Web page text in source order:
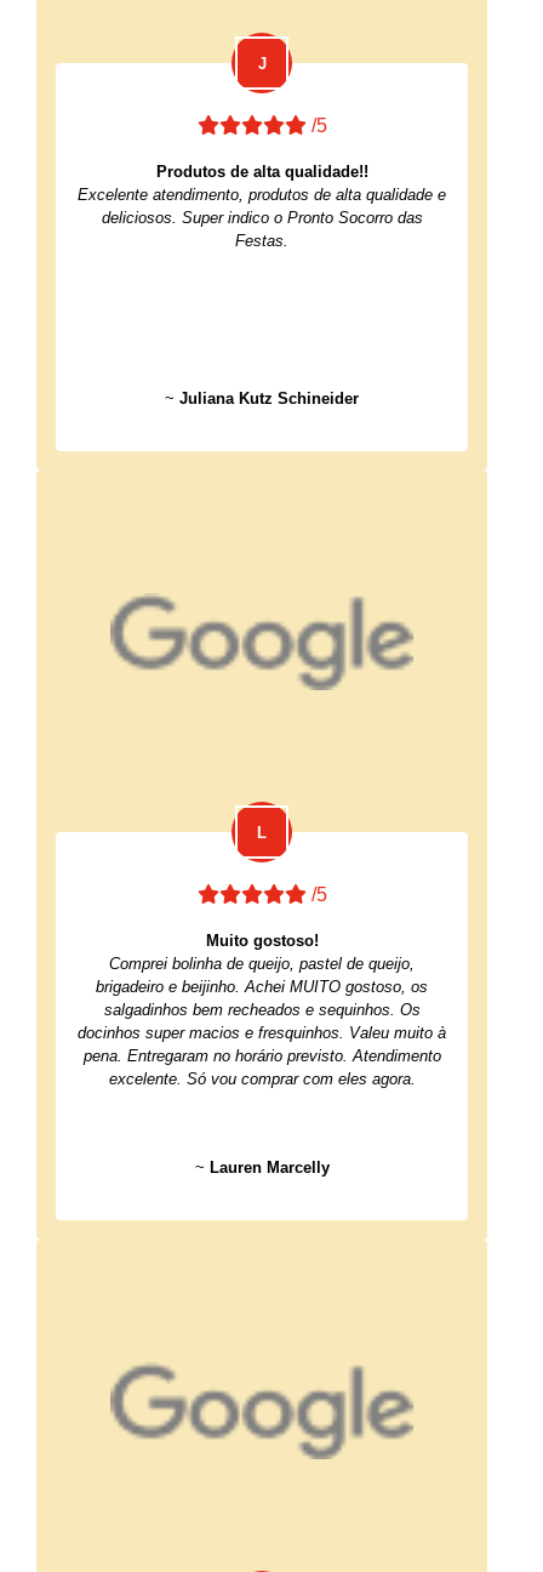
/5
Produtos de alta qualidade!!
Excelente atendimento, produtos de alta qualidade e
deliciosos. Super indico o Pronto Socorro das
Festas.
~ Juliana Kutz Schineider
/5
Muito gostoso!
Comprei bolinha de queijo, pastel de queijo,
brigadeiro e beijinho. Achei MUITO gostoso, os
salgadinhos bem recheados e sequinhos. Os
docinhos super macios e fresquinhos. Valeu muito à
pena. Entregaram no horário previsto. Atendimento
excelente. Só vou comprar com eles agora.
~ Lauren Marcelly